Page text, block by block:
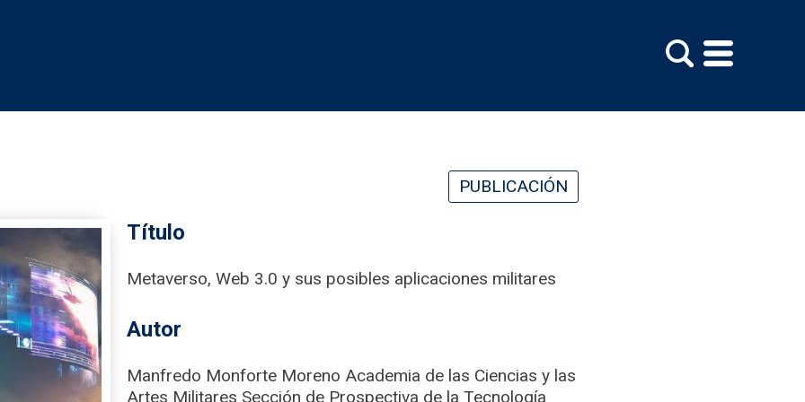
PUBLICACIÓN
Título
Metaverso, Web 3.0 y sus posibles aplicaciones militares
Autor
Manfredo Monforte Moreno Academia de las Ciencias y las
Artes Militares Sección de Prospectiva de la Tecnología